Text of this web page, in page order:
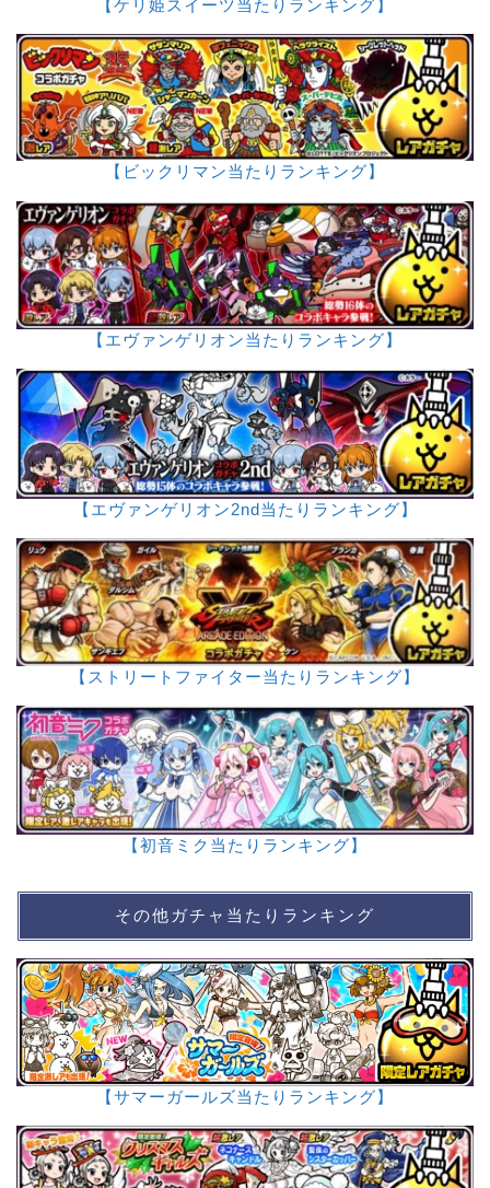
【ケリ姫スイーツ当たりランキング】
【ビックリマン当たりランキング】
【エヴァンゲリオン当たりランキング】
【エヴァンゲリオン2nd当たりランキング】
【ストリートファイター当たりランキング】
【初音ミク当たりランキング】
その他ガチャ当たりランキング
【サマーガールズ当たりランキング】